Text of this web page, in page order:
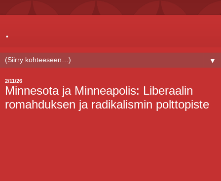
.
▼
2/11/26
Minnesota ja Minneapolis: Liberaalin
romahduksen ja radikalismin polttopiste